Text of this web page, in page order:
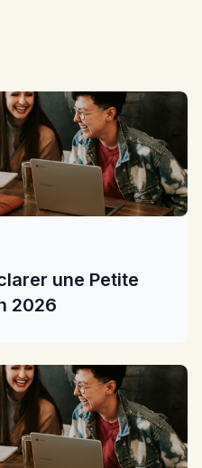
une Petite
2026